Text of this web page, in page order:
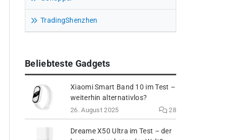
TradingShenzhen
Beliebteste Gadgets
Xiaomi Smart Band 10 im Test –
weiterhin alternativlos?
26. August 2025 28
Dreame X50 Ultra im Test – der